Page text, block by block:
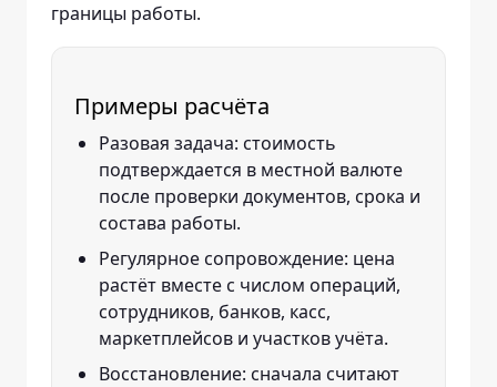
границы работы.
Примеры расчёта
Разовая задача: стоимость
подтверждается в местной валюте
после проверки документов, срока и
состава работы.
Регулярное сопровождение: цена
растёт вместе с числом операций,
сотрудников, банков, касс,
маркетплейсов и участков учёта.
Восстановление: сначала считают